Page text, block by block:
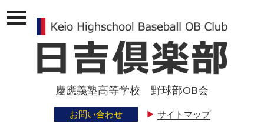
ナ
ビ
慶應義塾高等学校 野球部OB会
お問い合わせ ▶ サイトマップ